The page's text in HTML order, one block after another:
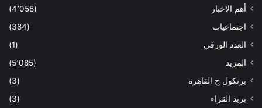
أهم الاخبار
(4٬058)
اجتماعيات
(384)
العدد الورقى
(1)
المزيد
(5٬085)
برتكول ج القاهرة
(3)
بريد القراء
(3)